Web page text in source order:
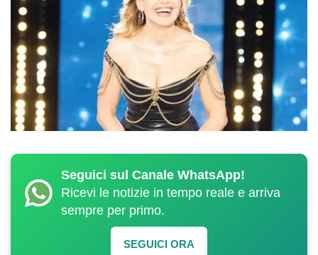
Seguici sul Canale WhatsApp!
Ricevi le notizie in tempo reale e arriva
sempre per primo.
SEGUICI ORA